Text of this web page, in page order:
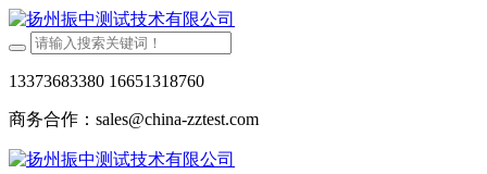
13373683380 16651318760
商务合作：sales@china-zztest.com